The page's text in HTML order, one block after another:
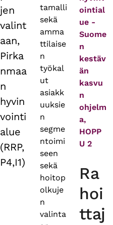
jen
valint
aan,
Pirka
nmaa
n
hyvin
vointi
alue
(RRP,
P4,I1)
tamalli
sekä
amma
ttilaise
n
työkal
ut
asiakk
uuksie
n
segme
ntoimi
seen
sekä
hoitop
olkuje
n
valinta
ointial
ue -
Suome
n
kestäv
än
kasvu
n
ohjelm
a,
HOPP
U 2
Ra
hoi
ttaj